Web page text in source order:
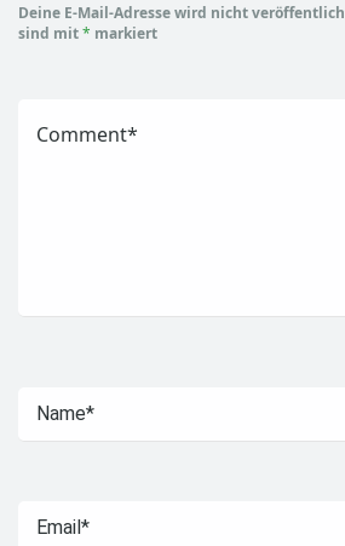
Deine E-Mail-Adresse wird nicht
sind mit* markiert